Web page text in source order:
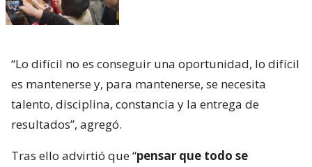
“Lo difícil no es conseguir una oportunidad, lo difícil
es mantenerse y, para mantenerse, se necesita
talento, disciplina, constancia y la entrega de
resultados”, agregó.
Tras ello advirtió que “pensar que todo se